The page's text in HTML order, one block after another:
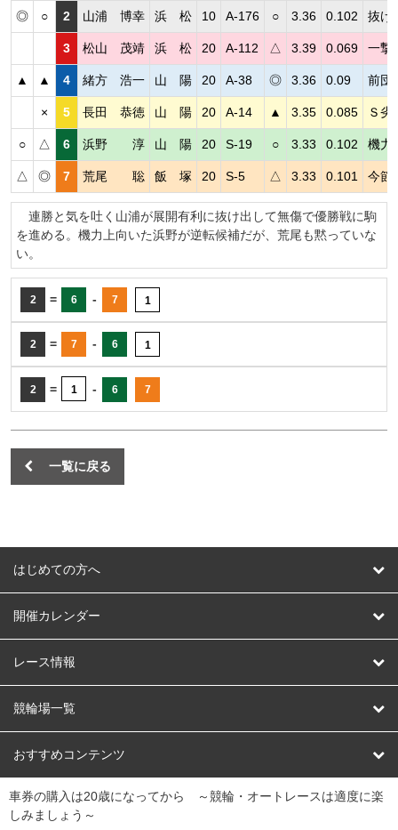
◎ ○ 2 山浦 博幸 浜 松 10 A-176 ○ 3.36 0.102 抜け
3 松山 茂靖 浜 松 20 A-112 △ 3.39 0.069 一撃
▲ ▲ 4 緒方 浩一 山 陽 20 A-38 ◎ 3.36 0.09 前団
× 5 長田 恭徳 山 陽 20 A-14 ▲ 3.35 0.085 Ｓ劣
○ △ 6 浜野 淳 山 陽 20 S-19 ○ 3.33 0.102 機力
△ ◎ 7 荒尾 聡 飯 塚 20 S-5 △ 3.33 0.101 今節
連勝と気を吐く山浦が展開有利に抜け出して無傷で優勝戦に駒
を進める。機力上向いた浜野が逆転候補だが、荒尾も黙っていな
い。
2 = 6 - 7 1
2 = 7 - 6 1
2 = 1 - 6 7
一覧に戻る
はじめての方へ
はじめての方へ
開催カレンダー
競輪
オートレース
競輪くじ
Dokanto!
レース情報
レース予想
レース結果
キャリーオーバー一覧
競輪場一覧
北日本 函館競輪場
関
東
弥彦競輪場 前橋競輪場 取手競輪場 宇都宮競輪場
おすすめコンテンツ
競輪選手情報
車券の購入は20歳になってから ～競輪・オートレースは適度に楽
しみましょう～